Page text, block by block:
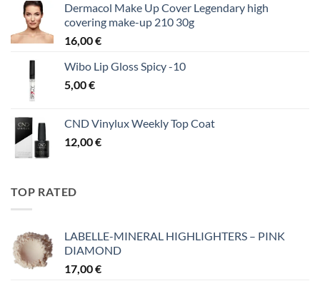
Dermacol Make Up Cover Legendary high
covering make-up 210 30g
16,00€
Wibo Lip Gloss Spicy -10
5,00€
CND Vinylux Weekly Top Coat
12,00€
TOP RATED
LABELLE-MINERAL HIGHLIGHTERS – PINK
DIAMOND
17,00€